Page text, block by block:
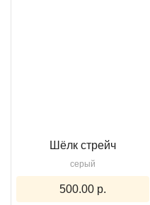
Шёлк стрейч
серый
500.00 р.